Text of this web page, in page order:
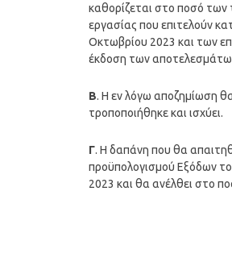
καθορίζεται στο ποσό των
εργασίας που επιτελούν
Οκτωβρίου 2023 και των
έκδοση των
Β. Η εν λόγω αποζημίωση
τροποποιήθηκε και ισχύει.
Γ. Η δαπάνη που θα
προϋπολογισμού Εξόδων
2023 και θα ανέλθει στο